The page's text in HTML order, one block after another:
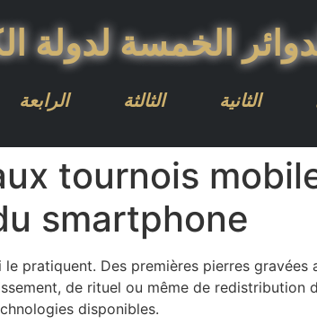
الخمسة لدولة
الرابعة الثالثة الثانية
tournois
smartphone
pratiquent. Des premières pierres gravées
de rituel ou même de redistribution
disponibles.